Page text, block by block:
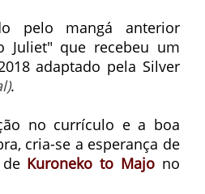
pelo mangá anterior
Juliet" que recebeu um
adaptado pela Silver
.
no currículo e a boa
cria-se a esperança de
Kuroneko to Majo no